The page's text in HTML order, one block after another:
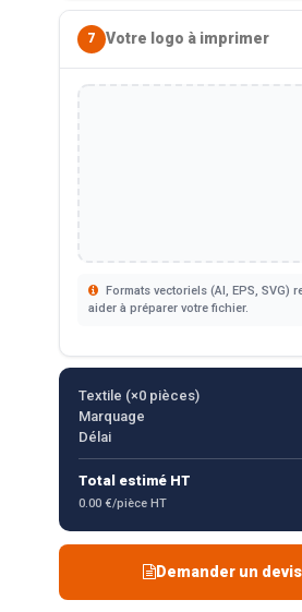
7 Votre logo à imprimer
Formats vectoriels (AI, EPS,
aider à préparer votre fichier.
Textile (×0pièces)
Marquage
Délai
Total estimé HT
0.00 €/pièce HT
Demander un